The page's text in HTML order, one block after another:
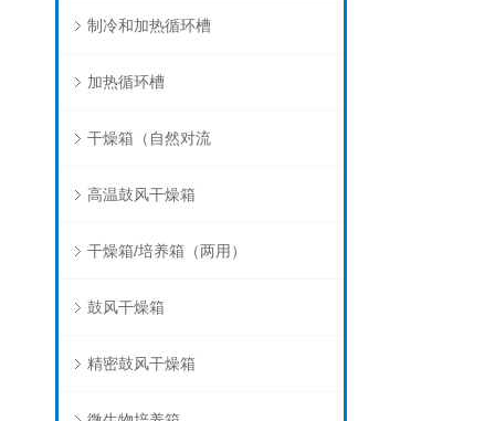
制冷和加热循环槽
加热循环槽
干燥箱（自然对流
高温鼓风干燥箱
干燥箱/培养箱（两用）
鼓风干燥箱
精密鼓风干燥箱